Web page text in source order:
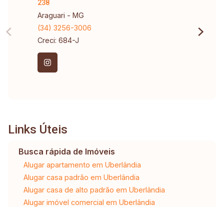
238
Araguari - MG
(34) 3256-3006
Creci: 684-J
Links Úteis
Busca rápida de Imóveis
Alugar apartamento em Uberlândia
Alugar casa padrão em Uberlândia
Alugar casa de alto padrão em Uberlândia
Alugar imóvel comercial em Uberlândia